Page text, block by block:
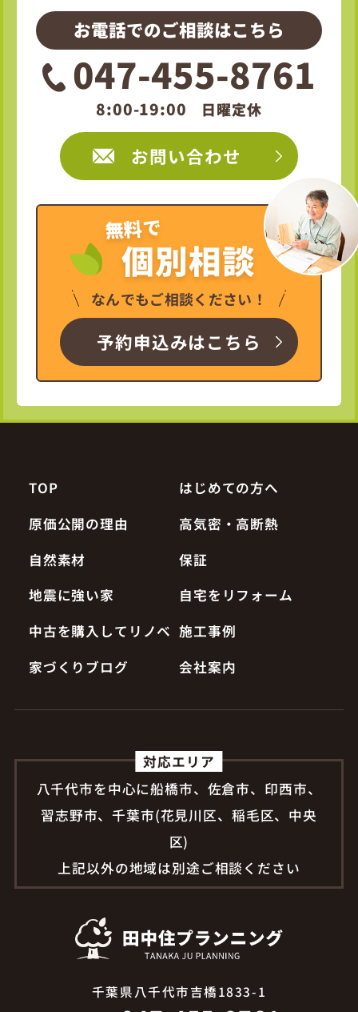
お電話でのご相談はこちら
047-455-8761
8:00-19:00 日曜定休
お問い合わせ
無料で
個別相談
なんでもご相談ください！
予約申込みはこちら
TOP
はじめての方へ
原価公開の理由
高気密・高断熱
自然素材
保証
地震に強い家
自宅をリフォーム
中古を購入してリノベ 施工事例
家づくりブログ
会社案内
対応エリア
八千代市を中心に船橋市、佐倉市、印西市、
習志野市、千葉市(花見川区、稲毛区、中央
区)
上記以外の地域は別途ご相談ください
千葉県八千代市吉橋1833-1